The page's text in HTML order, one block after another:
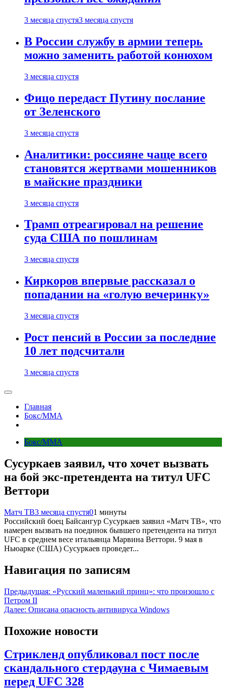
3 месяца спустя3 месяца спустя
В России службу в армии теперь
можно заменить работой конюхом
3 месяца спустя
Фицо передаст Путину послание
от Зеленского
3 месяца спустя
Аналитики: россияне чаще всего
становятся жертвами мошенников
в майские праздники
3 месяца спустя
Трамп отреагировал на решение
суда США по пошлинам
3 месяца спустя
Киркоров впервые рассказал о
попадании на «голую вечеринку»
3 месяца спустя
Рост пенсий в России за последние
10 лет подсчитали
3 месяца спустя
Главная
Бокс/MMA
Бокс/MMA
Сусуркаев заявил, что хочет вызвать
на бой экс‑претендента на титул UFC
Веттори
Матч ТВ3 месяца спустя01 минуты
Российский боец Байсангур Сусуркаев заявил «Матч ТВ», что
намерен вызвать на поединок бывшего претендента на титул
UFC в среднем весе итальянца Марвина Веттори. 9 мая в
Ньюарке (США) Сусуркаев проведет...
Навигация по записям
Предыдущая: «Русский маленький принц»: что произошло с
Петром II
Далее: Описана опасность антивируса Windows
Похожие новости
Стрикленд опубликовал пост после
скандального стердауна с Чимаевым
перед UFC 328